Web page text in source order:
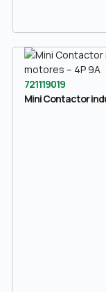
721119019
Mini Contactor